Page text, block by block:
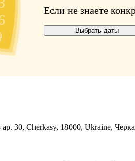
Если не знаете
Выбрать даты
30, Cherkasy, 18000, Ukraine,